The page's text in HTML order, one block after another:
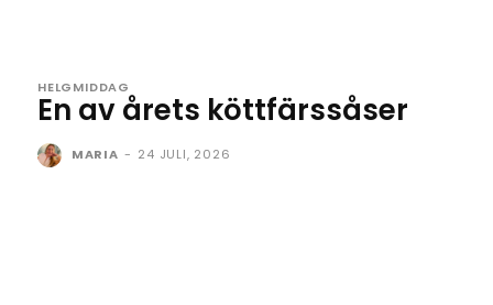
HELGMIDDAG
En av årets köttfärssåser
MARIA - 24 JULI, 2026